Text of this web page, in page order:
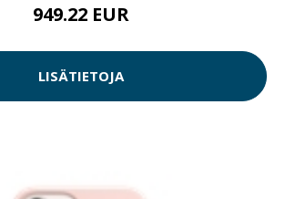
949.22 EUR
LISÄTIETOJA